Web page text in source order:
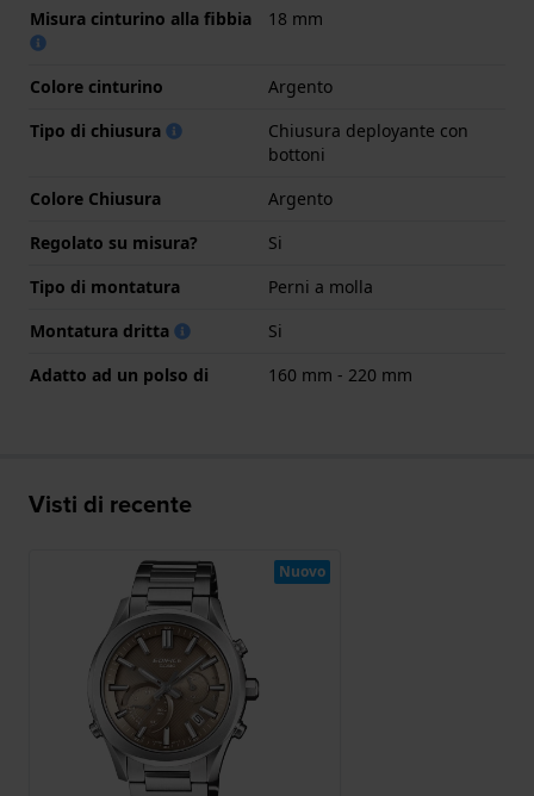
Misura cinturino alla fibbia 18 mm
Colore cinturino
Argento
Tipo di chiusura
Chiusura deployante con
bottoni
Colore Chiusura
Argento
Regolato su misura?
Si
Tipo di montatura
Perni a molla
Montatura dritta
Si
Adatto ad un polso di
160 mm - 220 mm
Visti di recente
Nuovo